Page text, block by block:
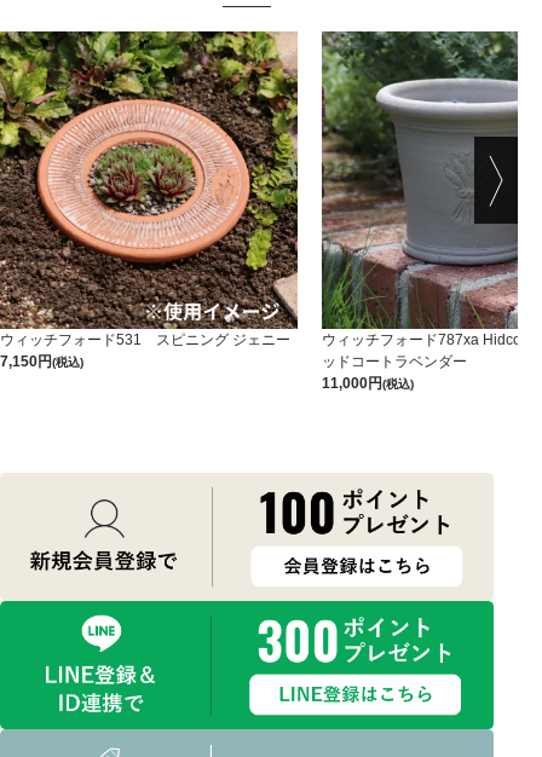
ウィッチフォード531 スピニング ジェニー
7,150
(税込)
ウィッチフォード787xa
ッドコートラベンダー
11,000
(税込)